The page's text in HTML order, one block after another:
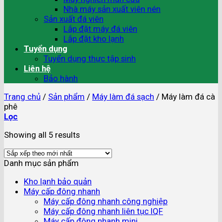
Nhà máy sản xuất viên nén
Sản xuất đá viên
Lắp đặt máy đá viên
Lắp đặt kho lạnh
Tuyển dụng
Tuyển dụng thực tập sinh
Liên hệ
Bảo hành
Trang chủ / Sản phẩm / Máy làm đá sạch / Máy làm đá cà
phê
Lọc
Showing all 5 results
Danh mục sản phẩm
Kho lạnh bảo quản
Máy cấp đông nhanh
Máy cấp đông nhanh công nghiệp
Máy cấp đông nhanh liên tục IQF